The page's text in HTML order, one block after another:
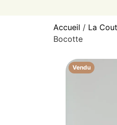
Accueil / La
Bocotte
Vendu